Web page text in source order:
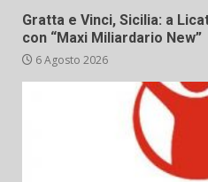
Gratta e Vinci, Sicilia: a
con “Maxi Miliardario New”
6 Agosto 2026